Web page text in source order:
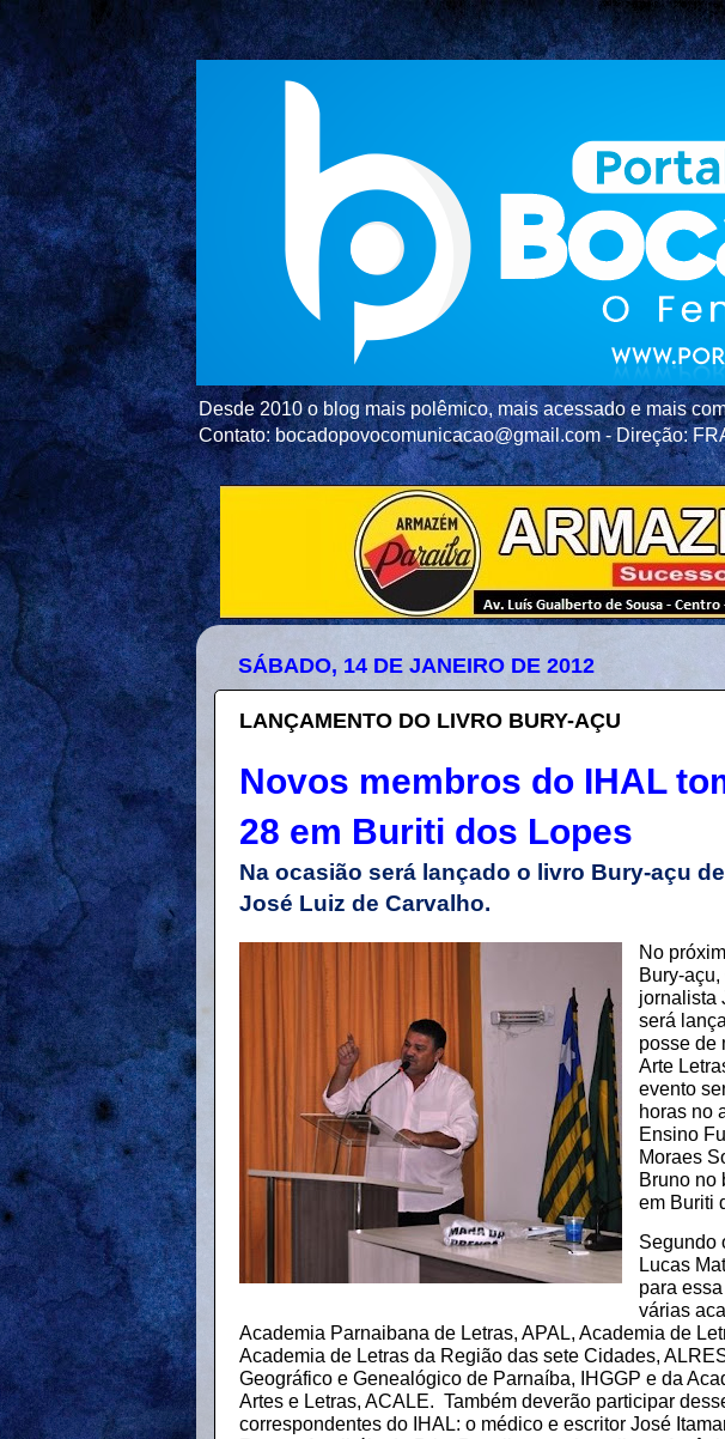
Desde 2010 o blog mais polêmico, mais acessado e mais
Contato: bocadopovocomunicacao@gmail.com - Direção:
SÁBADO, 14 DE JANEIRO DE 2012
LANÇAMENTO DO LIVRO BURY-AÇU
Novos membros do IHAL
28 em Buriti dos Lopes
Na ocasião será lançado o livro Bury-açu
José Luiz de Carvalho.
No
Bury-
jornalista
será
posse de
Arte
evento
horas no
Ensino
Moraes
Bruno no
em Buriti
Segundo
Lucas
para
várias
Academia Parnaibana de Letras, APAL, Academia de
Academia de Letras da Região das sete Cidades,
Geográfico e Genealógico de Parnaíba, IHGGP e da
Artes e Letras, ACALE. Também deverão participar
correspondentes do IHAL: o médico e escritor José